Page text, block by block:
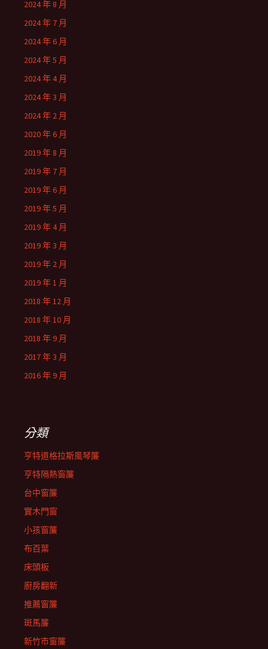
2024 年 8 月
2024 年 7 月
2024 年 6 月
2024 年 5 月
2024 年 4 月
2024 年 3 月
2024 年 2 月
2020 年 6 月
2019 年 8 月
2019 年 7 月
2019 年 6 月
2019 年 5 月
2019 年 4 月
2019 年 3 月
2019 年 2 月
2019 年 1 月
2018 年 12 月
2018 年 10 月
2018 年 9 月
2017 年 3 月
2016 年 9 月
分類
亨特道格拉斯風琴簾
亨特隔熱窗簾
台中窗簾
實木門窗
小孩窗簾
布百葉
床頭板
廚房翻新
推薦窗簾
斑馬簾
新竹市窗簾